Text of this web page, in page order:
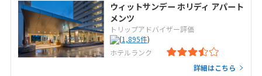
ウィットサンデー ホリディ アパート
メンツ
トリップアドバイザー評価
(1,895件)
ホテルランク
詳細はこちら